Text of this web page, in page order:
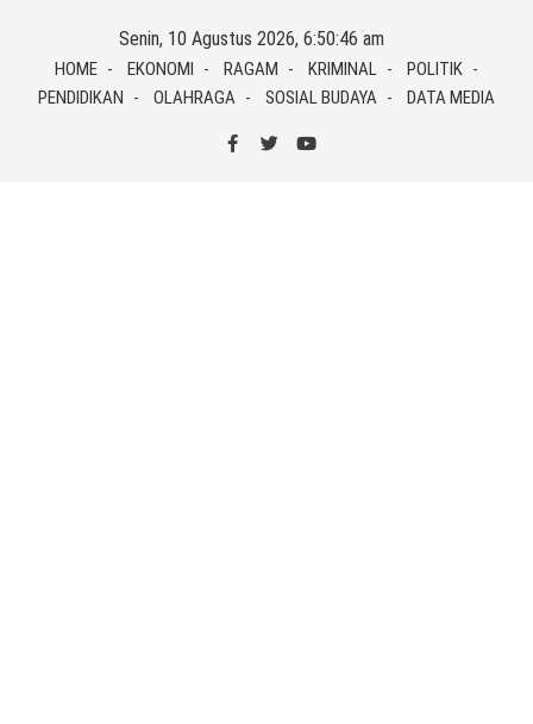
content
Senin, 10 Agustus 2026, 6:50:47 am
HOME EKONOMI RAGAM KRIMINAL
POLITIK
PENDIDIKAN
OLAHRAGA SOSIAL BUDAYA DATA MEDIA